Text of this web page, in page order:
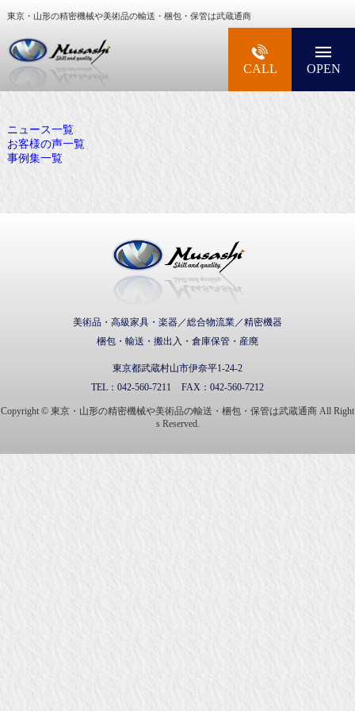
東京・山形の精密機械や美術品の輸送・梱包・保管は武蔵通商
大型精密機械・美術品・高級楽器の梱包・輸送
CALL OPEN
ニュース一覧
お客様の声一覧
事例集一覧
美術品・高級家具・楽器／総合物流業／精密機器
梱包・輸送・搬出入・倉庫保管・産廃
東京都武蔵村山市伊奈平1-24-2
TEL： 042-560-7211 FAX： 042-560-7212
Copyright © 東京・山形の精密機械や美術品の輸送・梱包・保管は武蔵通商 All Right
s Reserved.